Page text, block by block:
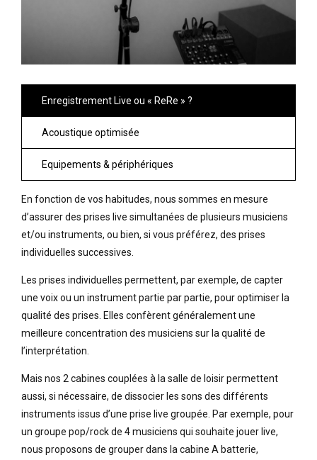
Enregistrement Live ou « ReRe » ?
Acoustique optimisée
Equipements & périphériques
En fonction de vos habitudes, nous sommes en mesure
d’assurer des prises live simultanées de plusieurs musiciens
et/ou instruments, ou bien, si vous préférez, des prises
individuelles successives.
Les prises individuelles permettent, par exemple, de capter
une voix ou un instrument partie par partie, pour optimiser la
qualité des prises. Elles confèrent généralement une
meilleure concentration des musiciens sur la qualité de
l’interprétation.
Mais nos 2 cabines couplées à la salle de loisir permettent
aussi, si nécessaire, de dissocier les sons des différents
instruments issus d’une prise live groupée. Par exemple, pour
un groupe pop/rock de 4 musiciens qui souhaite jouer live,
nous proposons de grouper dans la cabine A batterie,